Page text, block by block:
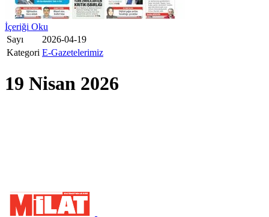
İçeriği Oku
Sayı
2026-04-19
Kategori E-Gazetelerimiz
19 Nisan 2026